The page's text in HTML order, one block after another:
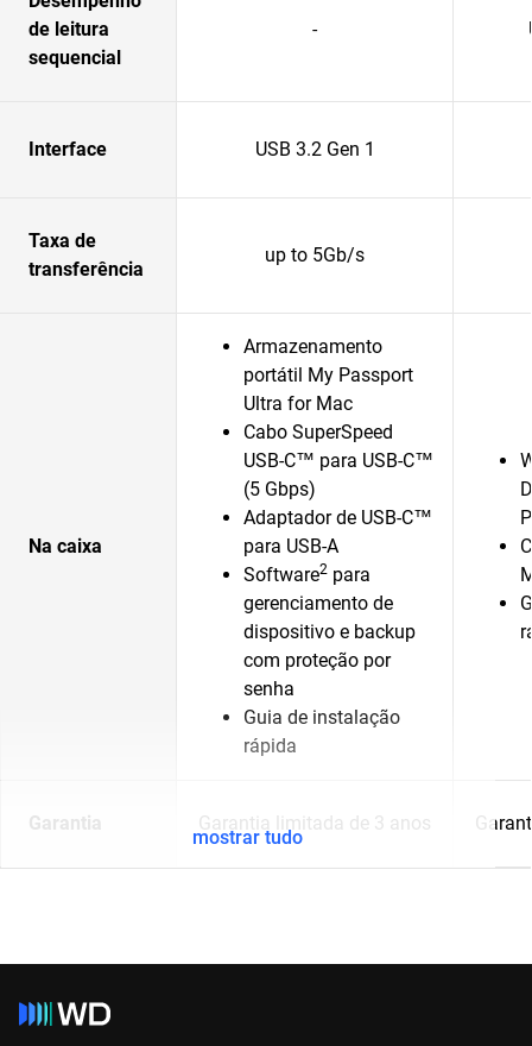
de leitura
sequencial
-
Interface USB 3.2 Gen 1
Taxa de
transferência
up to 5Gb/s
Na caixa
Armazenamento
portátil My Passport
Ultra for Mac
Cabo SuperSpeed
USB-C™ para USB-C™
(5 Gbps)
Adaptador de USB-C™
para USB-A
Software2 para
gerenciamento de
dispositivo e backup
com proteção por
senha
Guia de instalação
rápida
Garantia Garantia limitada de 3 anos
mostrar tudo